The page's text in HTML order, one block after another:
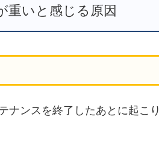
重いと感じる原因
ナンスを終了したあとに起こり